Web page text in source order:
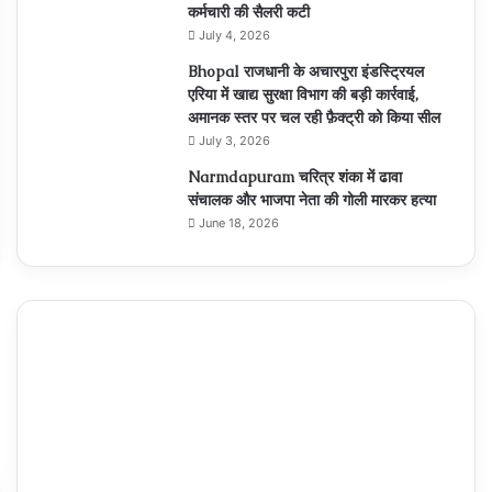
कर्मचारी की सैलरी कटी
July 4, 2026
Bhopal राजधानी के अचारपुरा इंडस्ट्रियल
एरिया में खाद्य सुरक्षा विभाग की बड़ी कार्रवाई,
अमानक स्तर पर चल रही फ़ैक्ट्री को किया सील
July 3, 2026
Narmdapuram चरित्र शंका में ढावा
संचालक और भाजपा नेता की गोली मारकर हत्या
June 18, 2026